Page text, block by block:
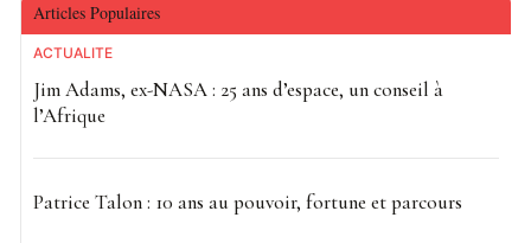
Articles Populaires
ACTUALITE
Jim Adams, ex-NASA : 25 ans d’espace, un conseil à
l’Afrique
Patrice Talon : 10 ans au pouvoir, fortune et parcours